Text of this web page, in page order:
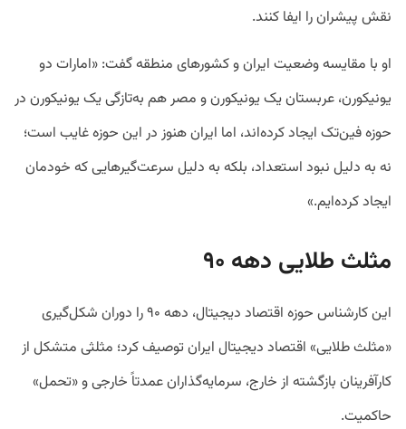
نقش پیشران را ایفا کنند.
او با مقایسه وضعیت ایران و کشورهای منطقه گفت: «امارات دو
یونیکورن، عربستان یک یونیکورن و مصر هم به‌تازگی یک یونیکورن در
حوزه فین‌تک ایجاد کرده‌اند، اما ایران هنوز در این حوزه غایب است؛
نه به دلیل نبود استعداد، بلکه به دلیل سرعت‌گیرهایی که خودمان
ایجاد کرده‌ایم.»
مثلث طلایی دهه ۹۰
این کارشناس حوزه اقتصاد دیجیتال، دهه ۹۰ را دوران شکل‌گیری
«مثلث طلایی» اقتصاد دیجیتال ایران توصیف کرد؛ مثلثی متشکل از
کارآفرینان بازگشته از خارج، سرمایه‌گذاران عمدتاً خارجی و «تحمل»
حاکمیت.